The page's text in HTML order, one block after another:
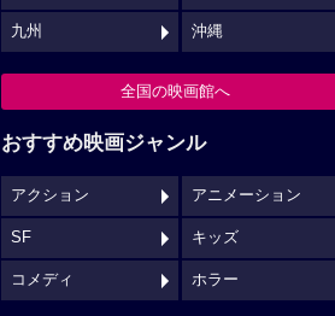
九州 沖縄
全国の映画館へ
おすすめ映画ジャンル
アクション アニメーション
SF キッズ
コメディ ホラー